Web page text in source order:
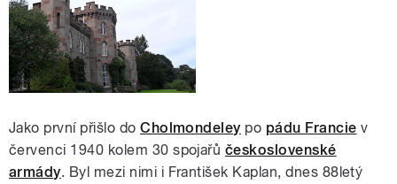
Jako první přišlo doCholmondeley po pádu Francie v
červenci 1940 kolem 30 spojařů československé
armády. Byl mezi nimi i František Kaplan, dnes 88letý